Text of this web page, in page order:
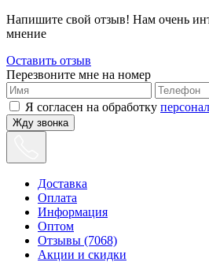
Напишите свой отзыв! Нам очень
мнение
Оставить отзыв
Перезвоните мне на номер
Я согласен на обработку
Жду звонка
Доставка
Оплата
Информация
Оптом
Отзывы (7068)
Акции и скидки